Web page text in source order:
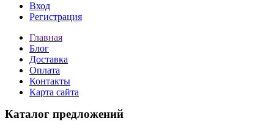
Вход
Регистрация
Главная
Блог
Доставка
Оплата
Контакты
Карта сайта
Каталог предложений